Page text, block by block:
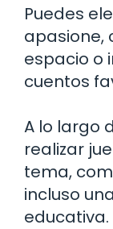
Puedes
apasione,
espacio o
cuentos
A lo largo
realizar
tema,
incluso
educativa.